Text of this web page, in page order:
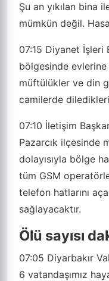
Şu an yıkılan bina
mümkün değil.
07:15 Diyanet İşleri
bölgesinde evlerine
müftülükler ve din
camilerde
07:10 İletişim
Pazarcık ilçesinde
dolayısıyla bölge
tüm GSM
telefon hatlarını
sağlayacaktır.
Ölü sayısı
07:05 Diyarbakır
6 vatandaşımız